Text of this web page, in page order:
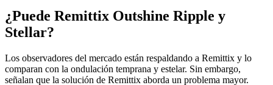
¿Puede Remittix Outshine Ripple y
Stellar?
Los observadores del mercado están respaldando a Remittix y lo
comparan con la ondulación temprana y estelar. Sin embargo,
señalan que la solución de Remittix aborda un problema mayor.